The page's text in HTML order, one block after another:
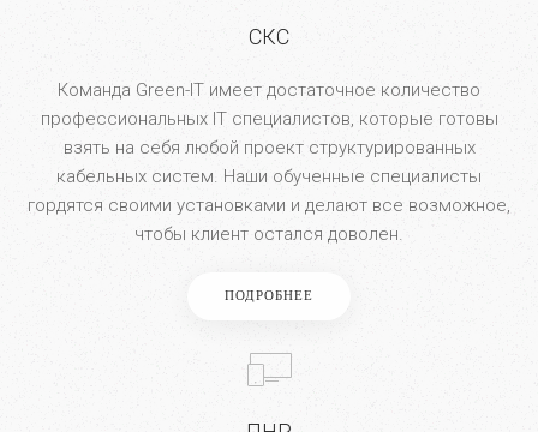
СКС
Команда Green-IT имеет достаточное количество
профессиональных IT специалистов, которые готовы
взять на себя любой проект структурированных
кабельных систем. Наши обученные специалисты
гордятся своими установками и делают все возможное,
чтобы клиент остался доволен.
ПОДРОБНЕЕ